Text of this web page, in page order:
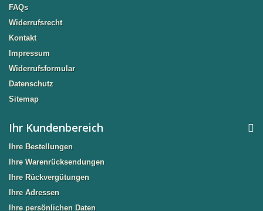
FAQs
Widerrufsrecht
Kontakt
Impressum
Widerrufsformular
Datenschutz
Sitemap
Ihr Kundenbereich
Ihre Bestellungen
Ihre Warenrücksendungen
Ihre Rückvergütungen
Ihre Adressen
Ihre persönlichen Daten